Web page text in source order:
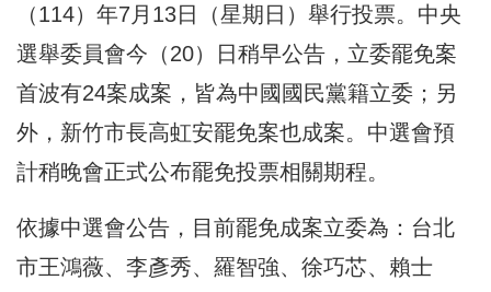
（114）年7月13日（星期日）舉行投票。中央
選舉委員會今（20）日稍早公告，立委罷免案
首波有24案成案，皆為中國國民黨籍立委；另
外，新竹市長高虹安罷免案也成案。中選會預
計稍晚會正式公布罷免投票相關期程。
依據中選會公告，目前罷免成案立委為：台北
市王鴻薇、李彥秀、羅智強、徐巧芯、賴士